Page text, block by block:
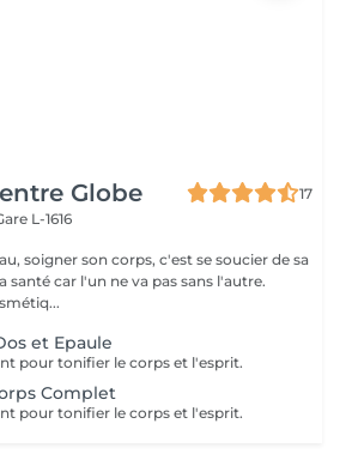
Globe
17
L-1616
soigner son corps, c'est se soucier de sa
santé car l'un ne va pas sans l'autre.
et Epaule
pour tonifier le corps et l'esprit.
Complet
pour tonifier le corps et l'esprit.